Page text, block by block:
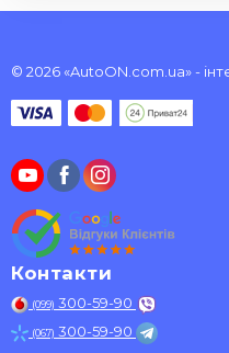
© 2026 «AutoON.com.ua» -
Контакти
(099) 300-59-90
(067) 300-59-90